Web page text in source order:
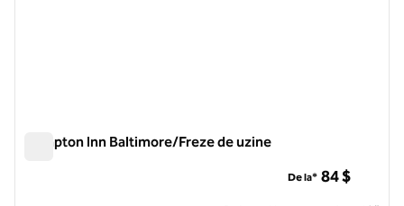
Hampton Inn Baltimore/Freze de uzine
De la* 84 $